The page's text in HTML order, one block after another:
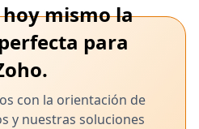
mismo la
para
con la orientación de
y nuestras soluciones